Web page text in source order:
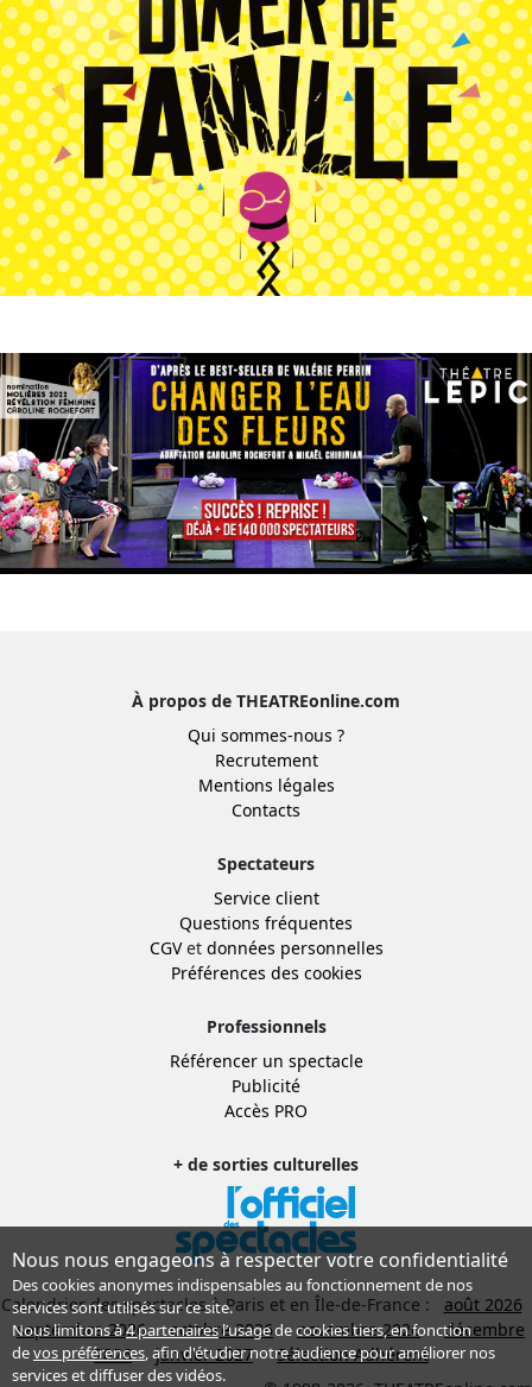
À propos de THEATREonline.com
Qui sommes-nous ?
Recrutement
Mentions légales
Contacts
Spectateurs
Service client
Questions fréquentes
CGVet données personnelles
Préférences des cookies
Professionnels
Référencer un spectacle
Publicité
Accès PRO
+ de sorties culturelles
Calendrier des spectacles à Paris et en Île-de-France :
août 2026
septembre 2026
octobre 2026 novembre 2026
décembre
2026
janvier 2027
Sélection Adhérent
Nous nous engageons à respecter votre confidentialité
Des cookies anonymes indispensables au fonctionnement de nos
services sont utilisés sur ce site.
Nous limitons à4 partenairesl’usage de cookies tiers, en fonction
devos préférences, afin d'étudier notre audience pour améliorer nos
services et diffuser des vidéos.